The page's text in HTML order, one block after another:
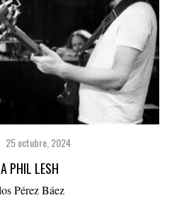
25 octubre, 2024
PHIL LESH
Pérez Báez